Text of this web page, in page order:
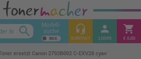
keyboard_arrow_up
search Modell-
suche headset_mic
KONTAKT
person
LOGIN
shopping_cart
€ 0,00
ersetzt Canon 2793B002 C-EXV28 cyan